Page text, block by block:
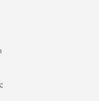
Reform der
für